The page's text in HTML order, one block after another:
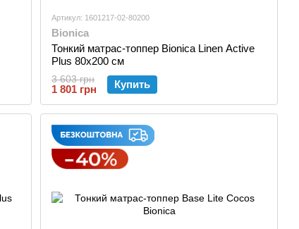
Артикул: 1601217-02-80200
Bionica
Тонкий матрас-топпер Bionica Linen Active
Plus 80х200 см
3 603 грн
1 801 грн Купить